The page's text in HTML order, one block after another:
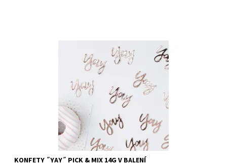
papierové konfety YAY ruzova zlate 14g v baleni
KONFETY ˝YAY˝ PICK & MIX 14G V BALENÍ